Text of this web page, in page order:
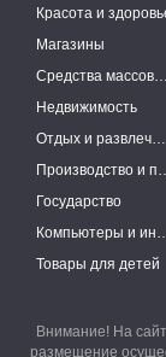
Красота и
Магазины
Средства массовой информации
Недвижимость
Отдых и развлечения
Государство
Компьютеры
Товары для детей
Внимание! На
размещение